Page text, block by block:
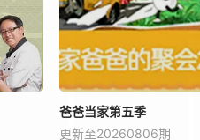
爸爸当家第五季
更新至20260806期